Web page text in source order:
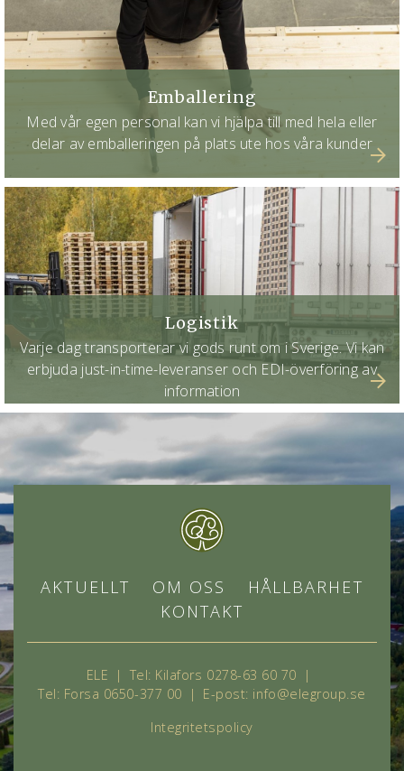
Emballering
Med vår egen personal kan vi hjälpa till med hela eller
delar av emballeringen på plats ute hos våra kunder
Logistik
Varje dag transporterar vi gods runt om i Sverige. Vi kan
erbjuda just-in-time-leveranser och EDI-överföring av
information
AKTUELLT OM OSS
HÅLLBARHET
KONTAKT
ELE | Tel: Kilafors 0278-63 60 70
|
Tel: Forsa 0650-377 00 | E-post: info@elegroup.se
Integritetspolicy